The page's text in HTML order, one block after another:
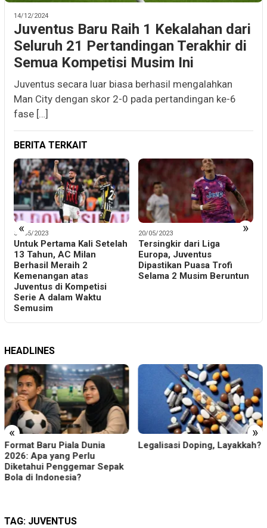
14/12/2024
Juventus Baru Raih 1 Kekalahan dari
Seluruh 21 Pertandingan Terakhir di
Semua Kompetisi Musim Ini
Juventus secara luar biasa berhasil mengalahkan
Man City dengan skor 2-0 pada pertandingan ke-6
fase […]
BERITA TERKAIT
« »
31/05/2023
Untuk Pertama Kali Setelah
13 Tahun, AC Milan
Berhasil Meraih 2
Kemenangan atas
Juventus di Kompetisi
Serie A dalam Waktu
Semusim
20/05/2023
Tersingkir dari Liga
Europa, Juventus
Dipastikan Puasa Trofi
Selama 2 Musim Beruntun
HEADLINES
« »
Format Baru Piala Dunia
2026: Apa yang Perlu
Diketahui Penggemar Sepak
Bola di Indonesia?
Legalisasi Doping, Layakkah?
TAG: JUVENTUS